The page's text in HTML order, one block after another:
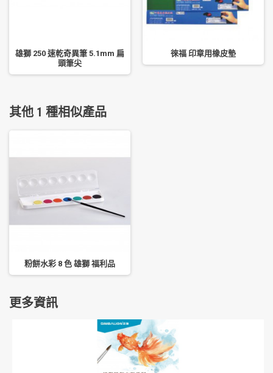
雄獅 250 速乾奇異筆 5.1mm 扁
頭筆尖
徠福 印章用橡皮墊
其他 1 種相似產品
粉餅水彩 8 色 雄獅 福利品
更多資訊